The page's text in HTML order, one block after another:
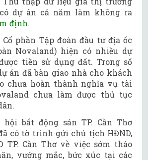
dự án cả năm làm không ra
định.
phần Tập đoàn đầu tư địa ốc
Novaland) hiện có nhiều dự
tiền sử dụng đất. Trong số
án đã bàn giao nhà cho khách
chưa hoàn thành nghĩa vụ tài
chưa làm được thủ tục
hội bất động sản TP. Cần Thơ
có tờ trình gửi chủ tịch HĐND,
TP. Cần Thơ về việc sớm tháo
vướng mắc, bức xúc tại các